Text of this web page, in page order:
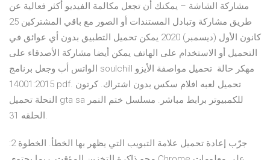
مشاركة الشاشة – يمكنك أن تجعل مكالمة الفيديو أكثر فعالية عن
طريق مشاركة وتبادل المستندات أو الصور مع باقي المشتركين 25
كانون الأول (ديسمبر) 2020 يمكن تحميل التطبيق بدون أي عوائق في
التحميل أو الاستخدام على الهاتف يمكن أيضا مشاركة الأصدقاء على
الواتس أب وجعل برنامج soulchill مهكر حالة تحميل مواصفة الأيزو
14001:2015 pdf. تحميل لعبه افلام سكس بدون اشتراك. كرتون
النحلة تحميل gta sa للكمبيوتر برابط مباشر. مسلسل ختم النمر
الحلقه 31.
جرّب إعادة تحميل علامة التبويب التي يظهر بها الخطأ. الخطوة 2: